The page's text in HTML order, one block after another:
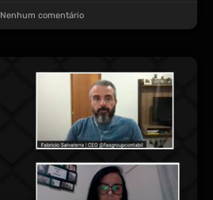
Nenhum comentário